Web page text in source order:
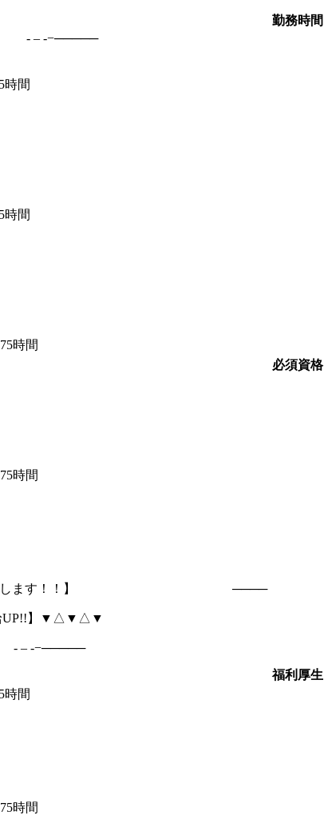
– -−─────
時間
時間
時間
時間
は全額支給します！！】 ────
UP!!】▼△▼△▼
-−─────
時間
時間
勤務時間
必須資格
福利厚生